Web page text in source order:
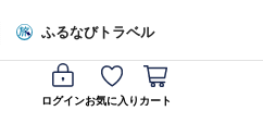
ふるなびトラベル
ログインお気に入り カート